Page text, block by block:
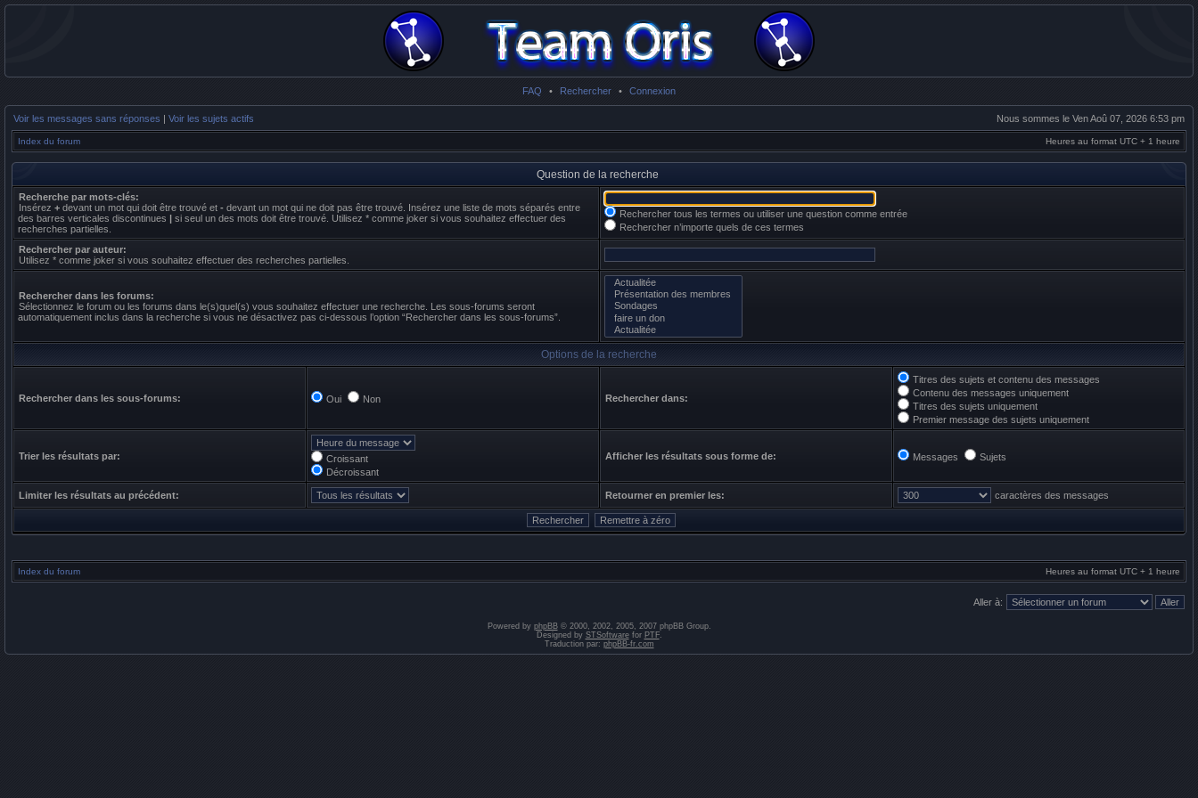
FAQ • Rechercher • Connexion
Voir les messages sans réponses | Voir les sujets actifs Nous sommes le Ven Aoû 07, 2026 6:53 pm
Index du forum Heures au format UTC + 1 heure
Question de la recherche
Recherche par mots-clés:
Insérez + devant un mot qui doit être trouvé et - devant un mot qui ne doit pas être trouvé. Insérez une liste de mots séparés entre
des barres verticales discontinues | si seul un des mots doit être trouvé. Utilisez * comme joker si vous souhaitez effectuer des
recherches partielles.
Rechercher tous les termes ou utiliser une question comme entrée
Rechercher n’importe quels de ces termes
Rechercher par auteur:
Utilisez * comme joker si vous souhaitez effectuer des recherches partielles.
Rechercher dans les forums:
Sélectionnez le forum ou les forums dans le(s)quel(s) vous souhaitez effectuer une recherche. Les sous-forums seront
automatiquement inclus dans la recherche si vous ne désactivez pas ci-dessous l’option “Rechercher dans les sous-forums”.
Options de la recherche
Rechercher dans les sous-forums: Oui Non Rechercher dans:
Titres des sujets et contenu des messages
Contenu des messages uniquement
Titres des sujets uniquement
Premier message des sujets uniquement
Trier les résultats par:
Croissant
Décroissant
Afficher les résultats sous forme de: Messages Sujets
Limiter les résultats au précédent: Retourner en premier les: caractères des messages
Index du forum Heures au format UTC + 1 heure
Aller à:
Powered by phpBB© 2000, 2002, 2005, 2007 phpBB Group.
Designed by STSoftwarefor PTF.
Traduction par: phpBB-fr.com